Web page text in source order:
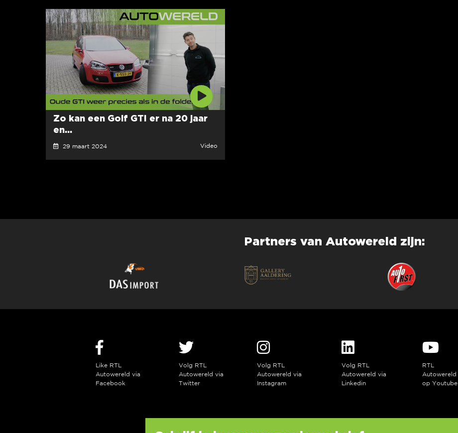
Zo kan een Golf GTI er na 20 jaar
en...
29 maart 2024 Video
Partners van Autowereld zijn:
Like RTL
Autowereld via
Facebook
Volg RTL
Autowereld via
Twitter
Volg RTL
Autowereld via
Instagram
Volg RTL
Autowereld via
Linkedin
RTL
Autowereld
op Youtube